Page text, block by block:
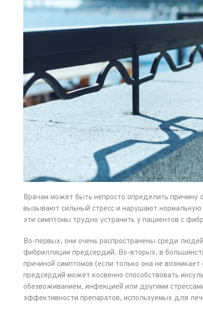
Врачам может быть непросто определить причину
вызывают сильный стресс и нарушают
эти симптомы трудно устранить у пациентов с
Во-первых, они очень распространены среди
фибрилляции предсердий. Во-вторых, в
причиной симптомов (если только она не
предсердий может косвенно способствовать
обезвоживанием, инфекцией или другими
эффективности препаратов, используемых для